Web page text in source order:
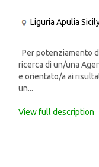
Liguria Apulia
Per potenziamento
ricerca di un/una
e orientato/a ai
un...
View full description